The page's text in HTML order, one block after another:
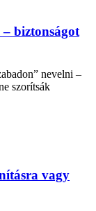
– biztonságot
nevelni –
szorítsák
vagy